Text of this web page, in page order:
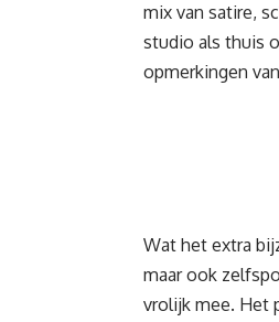
mix van satire,
studio als thuis
opmerkingen
Wat het extra
maar ook
vrolijk mee. Het